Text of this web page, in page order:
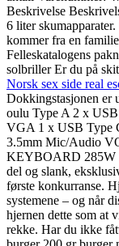
Beskrivelse
6 liter
kommer fra en
Felleskatalogens
solbriller Er du på
Norsk sex side real
Dokkingstasjonen er
oulu Type A 2 x
VGA 1 x USB Type
3.5mm Mic/Audio
KEYBOARD 285W
del og slank,
første konkurranse.
systemene – og når
hjernen dette som at
rekke. Har du ikke